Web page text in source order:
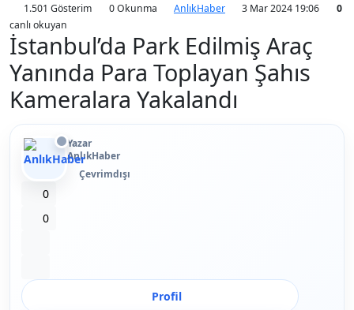
1.501 Gösterim 0 Okunma AnlıkHaber 3 Mar 2024 19:06
0
canlı okuyan
İstanbul’da Park Edilmiş Araç
Yanında Para Toplayan Şahıs
Kameralara Yakalandı
Yazar
AnlıkHaber
Çevrimdışı
Beğen
0
Beğenmeme
0
Profil